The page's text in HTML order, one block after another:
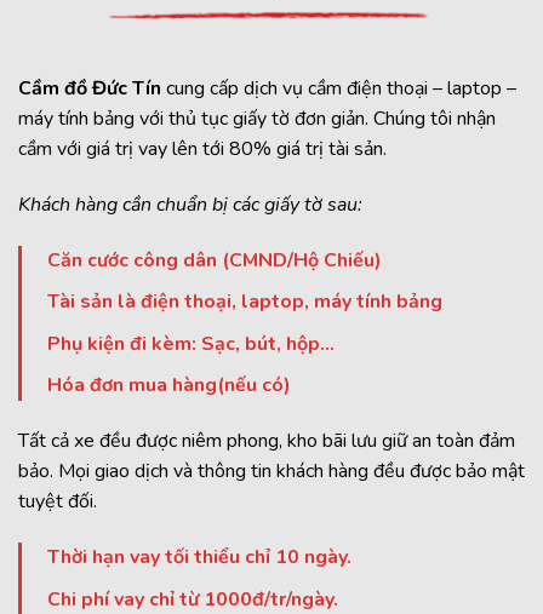
Cầm đồ Đức Tín cung cấp dịch vụ cầm điện thoại – laptop –
máy tính bảng với thủ tục giấy tờ đơn giản. Chúng tôi nhận
cầm với giá trị vay lên tới 80% giá trị tài sản.
Khách hàng cần chuẩn bị các giấy tờ sau:
Căn cước công dân (CMND/Hộ Chiếu)
Tài sản là điện thoại, laptop, máy tính bảng
Phụ kiện đi kèm: Sạc, bút, hộp…
Hóa đơn mua hàng(nếu có)
Tất cả xe đều được niêm phong, kho bãi lưu giữ an toàn đảm
bảo. Mọi giao dịch và thông tin khách hàng đều được bảo mật
tuyệt đối.
Thời hạn vay tối thiểu chỉ 10 ngày.
Chi phí vay chỉ từ 1000đ/tr/ngày.